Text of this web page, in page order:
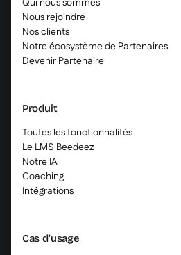
Qui nous sommes
Nous rejoindre
Nos clients
Notre écosystème de Partenaires
Devenir Partenaire
Produit
Toutes les fonctionnalités
Le LMS Beedeez
Notre IA
Coaching
Intégrations
Cas d’usage